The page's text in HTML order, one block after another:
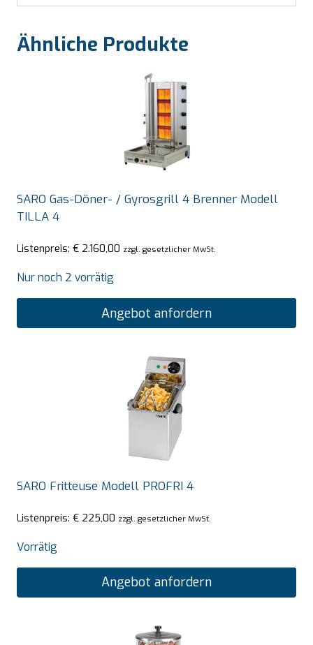
Ähnliche Produkte
SARO Gas-Döner- / Gyrosgrill 4 Brenner Modell
TILLA 4
Listenpreis: € 2.160,00 zzgl. gesetzlicher MwSt.
Nur noch 2 vorrätig
Angebot anfordern
SARO Fritteuse Modell PROFRI 4
Listenpreis: € 225,00 zzgl. gesetzlicher MwSt.
Vorrätig
Angebot anfordern